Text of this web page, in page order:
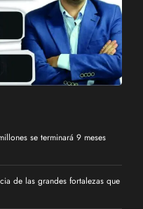
se terminará 9 meses
de las grandes fortalezas que